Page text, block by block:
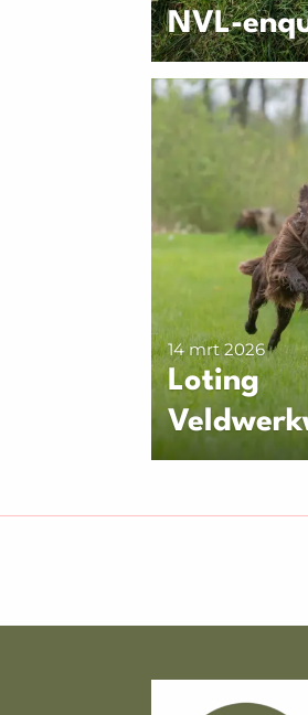
NVL-
Loting
14 mrt 2026